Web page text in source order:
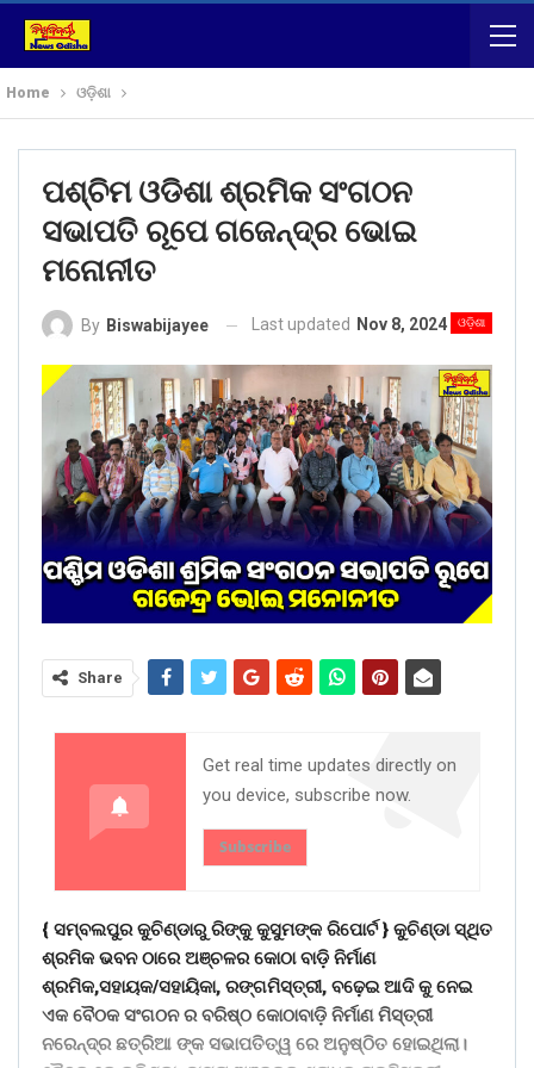
Home ଓଡ଼ିଶା
ପଶ୍ଚିମ ଓଡିଶା ଶ୍ରମିକ ସଂଗଠନ
ସଭାପତି ରୂପେ ଗଜେନ୍ଦ୍ର ଭୋଇ
ମନୋନୀତ
ଓଡ଼ିଶା
By Biswabijayee Last updated Nov 8, 2024
Share
Get real time updates directly on
you device, subscribe now.
Subscribe
{ ସମ୍ବଲପୁର କୁଚିଣ୍ଡାରୁ ରିଙ୍କୁ କୁସୁମଙ୍କ ରିପୋର୍ଟ } କୁଚିଣ୍ଡା ସ୍ଥିତ
ଶ୍ରମିକ ଭବନ ଠାରେ ଅଞ୍ଚଳର କୋଠା ବାଡ଼ି ନିର୍ମାଣ
ଶ୍ରମିକ,ସହାୟକ/ସହାୟିକା, ରଙ୍ଗମିସ୍ତ୍ରୀ, ବଢ଼େଇ ଆଦି କୁ ନେଇ
ଏକ ବୈଠକ ସଂଗଠନ ର ବରିଷ୍ଠ କୋଠାବାଡ଼ି ନିର୍ମାଣ ମିସ୍ତ୍ରୀ
ନରେନ୍ଦ୍ର ଛତ୍ରିଆ ଙ୍କ ସଭାପତିତ୍ୱ ରେ ଅନୁଷ୍ଠିତ ହୋଇଥିଲା।